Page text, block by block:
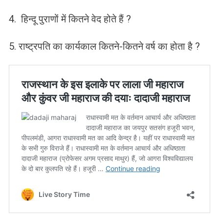
4. हिन्दू पुराणों में कितने वेद होते हैं ?
5. राष्ट्रपति का कार्यकाल कितने-कितने वर्ष का होता है ?